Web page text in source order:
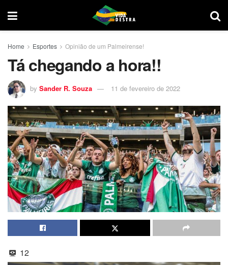
Home Esportes Opinião de um Palmeirense!
Tá chegando a hora!!
by Sander R. Souza 11 de fevereiro de 2022
12